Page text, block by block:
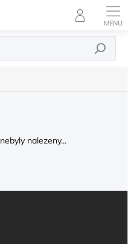
HLEDAT
nebyly nalezeny...